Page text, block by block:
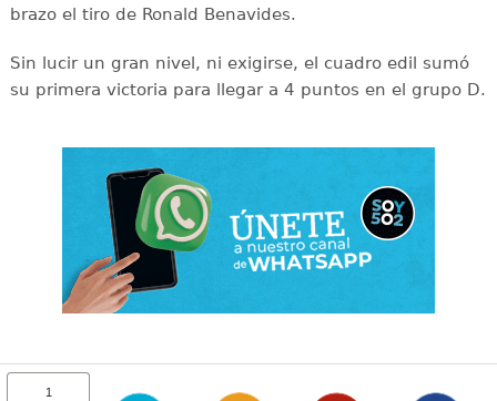
brazo el tiro de Ronald Benavides.
Sin lucir un gran nivel, ni exigirse, el cuadro edil sumó
su primera victoria para llegar a 4 puntos en el grupo D.
1